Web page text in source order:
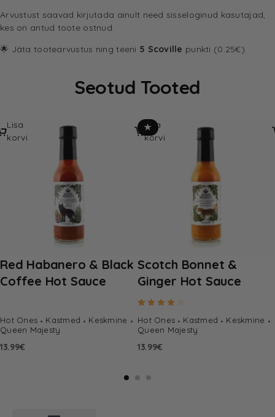
Arvustust saavad kirjutada ainult need sisseloginud kasutajad,
kes on antud toote ostnud.
🌟 Jäta tootearvustus ning teeni 5 Scoville punkti (0.25€).
Seotud Tooted
Red Habanero & Black
Coffee Hot Sauce
Hot Ones Kastmed
Keskmine
Queen Majesty
13.99€
Lisa
korvi
★
Scotch Bonnet &
Ginger Hot Sauce
Hot Ones Kastmed
Keskmine
Queen Majesty
13.99€
Lisa
korvi